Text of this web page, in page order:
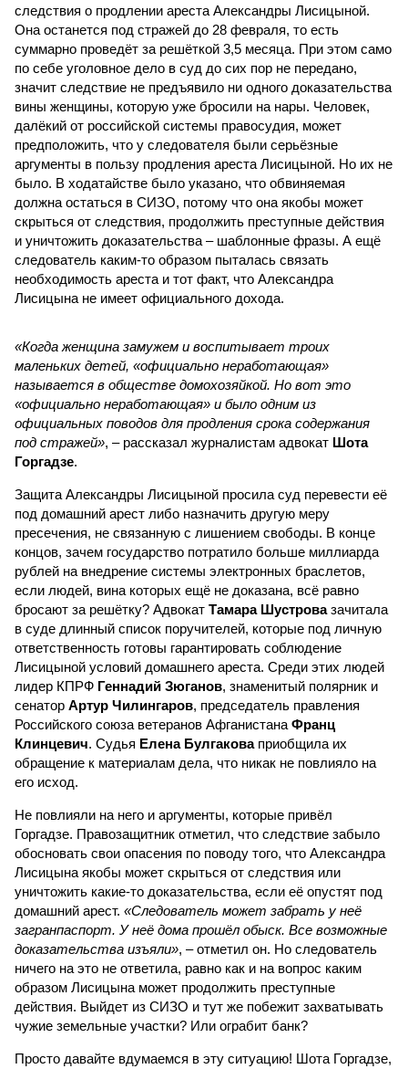
следствия о продлении ареста Александры Лисицыной.
Она останется под стражей до 28 февраля, то есть
суммарно проведёт за решёткой 3,5 месяца. При этом само
по себе уголовное дело в суд до сих пор не передано,
значит следствие не предъявило ни одного доказательства
вины женщины, которую уже бросили на нары. Человек,
далёкий от российской системы правосудия, может
предположить, что у следователя были серьёзные
аргументы в пользу продления ареста Лисицыной. Но их не
было. В ходатайстве было указано, что обвиняемая
должна остаться в СИЗО, потому что она якобы может
скрыться от следствия, продолжить преступные действия
и уничтожить доказательства – шаблонные фразы. А ещё
следователь каким-то образом пыталась связать
необходимость ареста и тот факт, что Александра
Лисицына не имеет официального дохода.
«Когда женщина замужем и воспитывает троих
маленьких детей, «официально неработающая»
называется в обществе домохозяйкой. Но вот это
«официально неработающая» и было одним из
официальных поводов для продления срока содержания
под стражей», – рассказал журналистам адвокат Шота
Горгадзе.
Защита Александры Лисицыной просила суд перевести её
под домашний арест либо назначить другую меру
пресечения, не связанную с лишением свободы. В конце
концов, зачем государство потратило больше миллиарда
рублей на внедрение системы электронных браслетов,
если людей, вина которых ещё не доказана, всё равно
бросают за решётку? Адвокат Тамара Шустровазачитала
в суде длинный список поручителей, которые под личную
ответственность готовы гарантировать соблюдение
Лисицыной условий домашнего ареста. Среди этих людей
лидер КПРФ Геннадий Зюганов, знаменитый полярник и
сенатор Артур Чилингаров, председатель правления
Российского союза ветеранов Афганистана Франц
Клинцевич. Судья Елена Булгаковаприобщила их
обращение к материалам дела, что никак не повлияло на
его исход.
Не повлияли на него и аргументы, которые привёл
Горгадзе. Правозащитник отметил, что следствие забыло
обосновать свои опасения по поводу того, что Александра
Лисицына якобы может скрыться от следствия или
уничтожить какие-то доказательства, если её опустят под
домашний арест. «Следователь может забрать у неё
загранпаспорт. У неё дома прошёл обыск. Все возможные
доказательства изъяли», – отметил он. Но следователь
ничего на это не ответила, равно как и на вопрос каким
образом Лисицына может продолжить преступные
действия. Выйдет из СИЗО и тут же побежит захватывать
чужие земельные участки? Или ограбит банк?
Просто давайте вдумаемся в эту ситуацию! Шота Горгадзе,